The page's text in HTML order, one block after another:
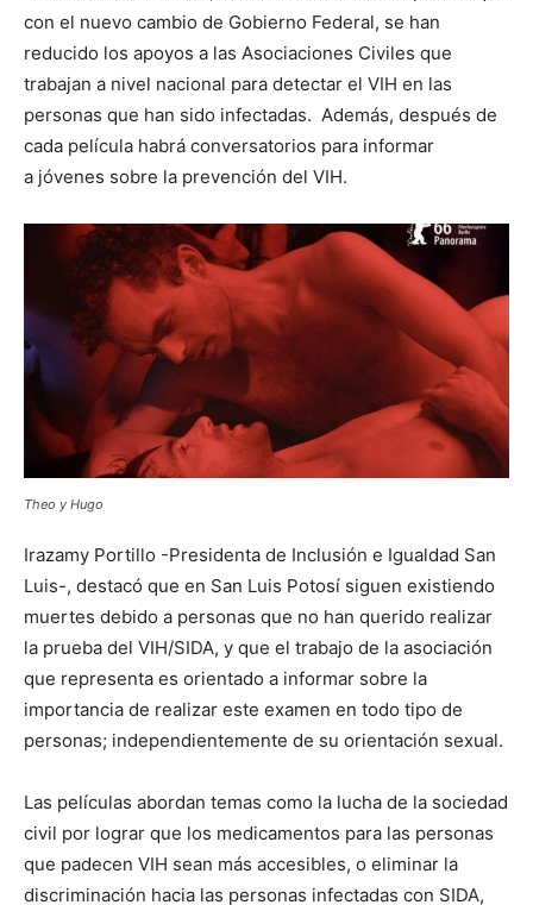
con el nuevo cambio de Gobierno Federal, se han
reducido los apoyos a las Asociaciones Civiles que
trabajan a nivel nacional para detectar el VIH en las
personas que han sido infectadas. Además, después de
cada película habrá conversatorios para informar
a jóvenes sobre la prevención del VIH.
Theo y Hugo
Irazamy Portillo -Presidenta de Inclusión e Igualdad San
Luis-, destacó que en San Luis Potosí siguen existiendo
muertes debido a personas que no han querido realizar
la prueba del VIH/SIDA, y que el trabajo de la asociación
que representa es orientado a informar sobre la
importancia de realizar este examen en todo tipo de
personas; independientemente de su orientación sexual.
Las películas abordan temas como la lucha de la sociedad
civil por lograr que los medicamentos para las personas
que padecen VIH sean más accesibles, o eliminar la
discriminación hacia las personas infectadas con SIDA,